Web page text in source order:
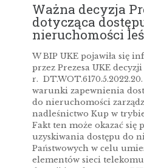
Ważna decyzja
dotycząca
nieruchomości
W BIP UKE pojawiła się
przez Prezesa UKE
r.
warunki zapewnienia
do nieruchomości
nadleśnictwo Kup w
Fakt ten może okazać się
uzyskiwania dostępu do
Państwowych w celu
elementów sieci